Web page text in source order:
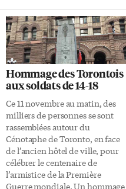
départ être un quartier
résidentiel, fut coupée du reste
de la ville par la construction
d’une voie de chemin de fer. Au
lieu d’y accueillir des habitants,
on y a construit une prison
ainsi qu’une maison
correctionnelle pour femmes.
Zone industrielle À partir du
20e siècle, Liberty Village
devient le cœur industriel de la
ville: […]
Hommage des Torontois
aux soldats de 14-18
Ce 11 novembre au matin, des
milliers de personnes se sont
rassemblées autour du
Cénotaphe de Toronto, en face
de l’ancien hôtel de ville, pour
célébrer le centenaire de
l’armistice de la Première
Guerre mondiale. Un hommage